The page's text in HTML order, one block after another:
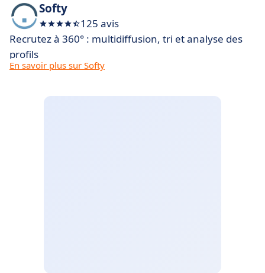
Softy
125 avis
Recrutez à 360° : multidiffusion, tri et analyse des
profils
En savoir plus sur Softy